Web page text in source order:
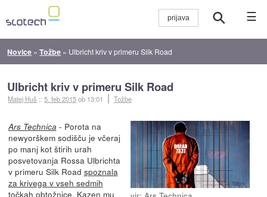
☰
Novice »Tožbe » Ulbricht kriv v primeru Silk Road
Ulbricht kriv v primeru Silk Road
Matej Huš ::5. feb 2015ob 13:01 Tožbe
Ars Technica - Porota na
newyorškem sodišču je včeraj
po manj kot štirih urah
posvetovanja Rossa Ulbrichta
v primeru Silk Road spoznala
za krivega v vseh sedmih
točkah obtožnice. Kazen mu